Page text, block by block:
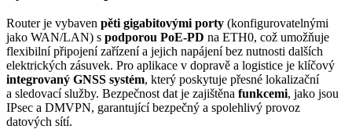
Routerje vybaven pěti gigabitovými porty (konfigurovatelnými
jako WAN/LAN) s podporou PoE-PD na ETH0, což umožňuje
flexibilní připojení zařízení a jejich napájení bez nutnosti dalších
elektrických zásuvek. Pro aplikace v dopravě a logistice je klíčový
integrovaný GNSS systém, který poskytuje přesné lokalizační
a sledovací služby. Bezpečnost dat je zajištěna funkcemi, jako jsou
IPsec a DMVPN, garantující bezpečný a spolehlivý provoz
datových sítí.